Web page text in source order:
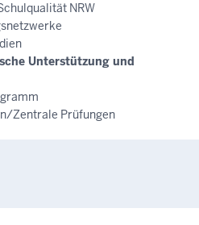
NRW
Unterstützung und
Zentrale Prüfungen